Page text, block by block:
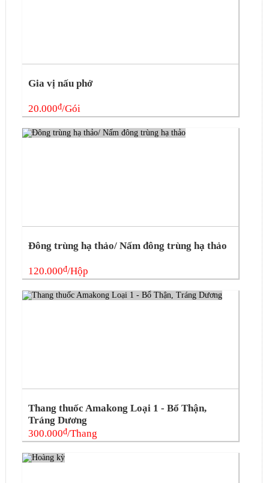
Gia vị nấu phở
20.000đ/Gói
Đông trùng hạ thảo/ Nấm đông trùng hạ thảo
120.000đ/Hộp
Thang thuốc Amakong Loại 1 - Bổ Thận,
Tráng Dương
300.000đ/Thang